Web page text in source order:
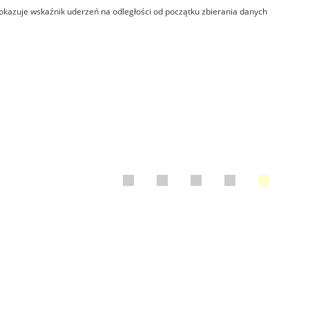
wskaźnik uderzeń na odległości od początku zbierania danych